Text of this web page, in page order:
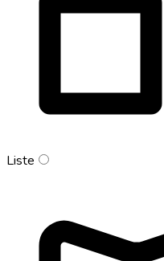
Liste